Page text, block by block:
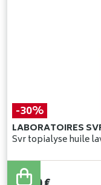
-30%
LABORATOIRES
Svr topialyse huile
32,57